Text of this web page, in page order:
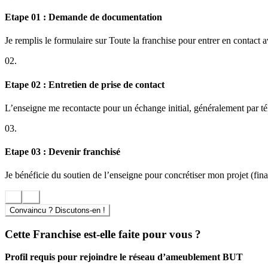
BUT adapte ses formats de magasins pour répondre aux exigences
décorative moderne et pratique, tandis que d’autres — But Cosy —
Les grandes forces du réseau BUT
Rejoindre le réseau BUT donne accès à :
Un catalogue de produits en renouvellement constant, pour
Le secteur et perspectives de développement
Le secteur de l’équipement de la maison, de l’ameublement et de
Etape 01 : Demande de documentation
Je remplis le formulaire sur Toute la franchise pour entrer en contact
02.
Etape 02 : Entretien de prise de contact
L’enseigne me recontacte pour un échange initial, généralement par
03.
Etape 03 : Devenir franchisé
Je bénéficie du soutien de l’enseigne pour concrétiser mon projet
Convaincu ? Discutons-en !
Cette Franchise est-elle faite pour vous ?
Profil requis pour rejoindre le réseau d’ameublement BUT